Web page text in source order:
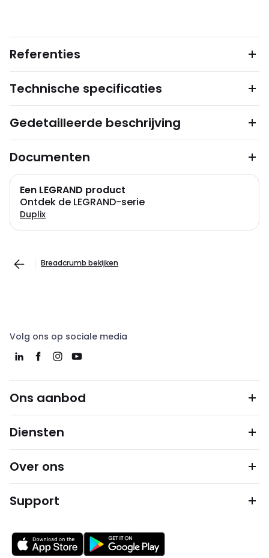
Referenties
Technische specificaties
Gedetailleerde beschrijving
Documenten
Een LEGRAND product
Ontdek de LEGRAND-serie
Duplix
Breadcrumb bekijken
Volg ons op sociale media
Ons aanbod
Diensten
Over ons
Support